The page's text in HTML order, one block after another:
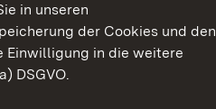
in unseren
der Cookies und den
Einwilligung in die weitere
DSGVO.